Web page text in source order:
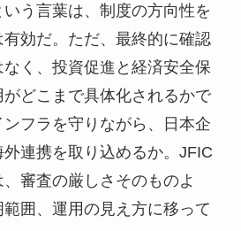
いう言葉は、制度の方向性を
効だ。ただ、最終的に確認
く、投資促進と経済安全保
どこまで具体化されるかで
フラを守りながら、日本企
連携を取り込めるか。JFIC
審査の厳しさそのものよ
囲、運用の見え方に移って